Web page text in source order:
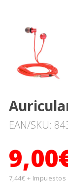
EAN/SKU:
7,44€ + Impuestos